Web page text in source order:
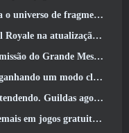
do Eve Online agora é de código aberto
‘Super Natural’
Rises’, Encerrando uma missão de 20 anos
um modo clássico
estão disponíveis em Eterspire
em jogos gratuitos?